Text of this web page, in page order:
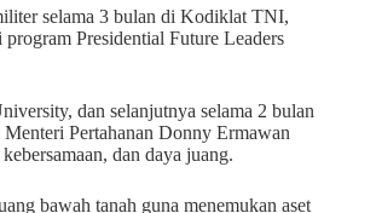
selama 3 bulan di Kodiklat TNI,
Presidential Future Leaders
dan selanjutnya selama 2 bulan
Pertahanan Donny Ermawan
dan daya juang.
bawah tanah guna menemukan aset